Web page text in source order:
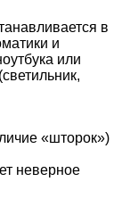
в
и
или
«шторок»)
неверное